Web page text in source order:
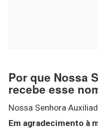
Por que Nossa
recebe esse
Nossa Senhora
Em agradecimento à